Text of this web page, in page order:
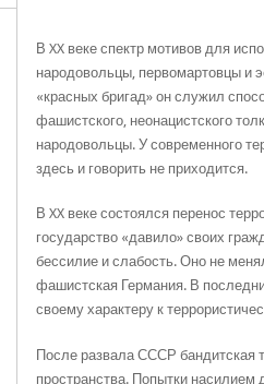
В XX веке спектр мотивов для
народовольцы, первомартовцы и
«красных бригад» он служил
фашистского, неонацистского
народовольцы. У современного
здесь и говорить не приходится.
В XX веке состоялся перенос
государство «давило» своих
бессилие и слабость. Оно не
фашистская Германия. В
своему характеру к
После развала СССР бандитская
пространства. Попытки